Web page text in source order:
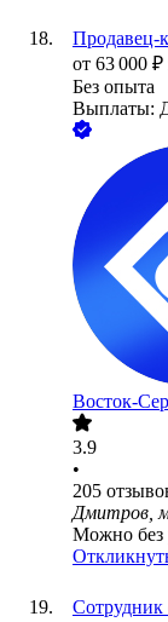
Продавец-
от 63 000 ₽
Без опыта
Выплаты:
Восток-
3.9
•
205
Дмитров,
Можно без
Сотрудник